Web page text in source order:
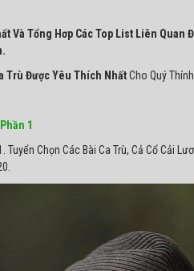
Và Tổng Hơp Các Top List Liên Quan
Trù Được Yêu Thích NhấtCho Quý
1
Tuyển Chọn Các Bài Ca Trù, Cả Cổ Cải